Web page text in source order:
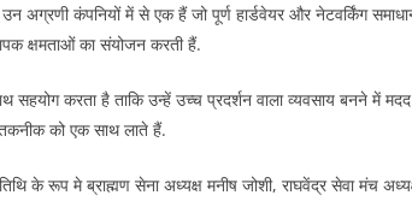
अग्रणी कंपनियों में से एक हैं जो पूर्ण हार्डवेयर और नेटवर्किंग
क्षमताओं का संयोजन करती हैं.
सहयोग करता है ताकि उन्हें उच्च प्रदर्शन वाला व्यवसाय बनने में
को एक साथ लाते हैं.
के रूप मे ब्राह्मण सेना अध्यक्ष मनीष जोशी, राघवेंद्र सेवा मंच